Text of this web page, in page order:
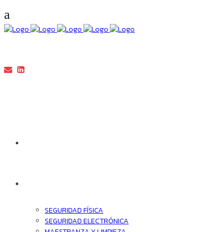
SEGURIDAD FÍSICA
SEGURIDAD ELECTRÓNICA